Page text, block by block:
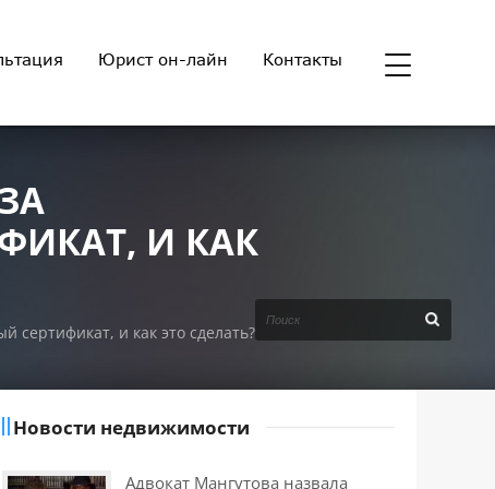
Юрист он-лайн Контакты
И КАК
и как это сделать?
Новости недвижимости
Адвокат Мангутова назвала